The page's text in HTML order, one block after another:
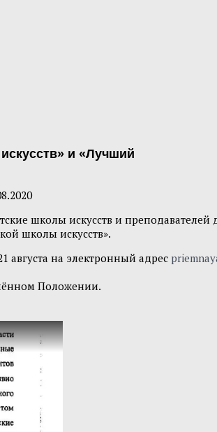
и «Лучший
школы искусств и преподавателей
школы искусств».
августа на электронный адрес
Положении.